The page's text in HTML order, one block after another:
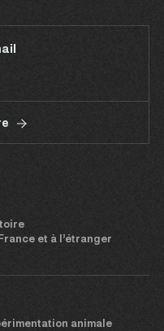
et à l’étranger
animale